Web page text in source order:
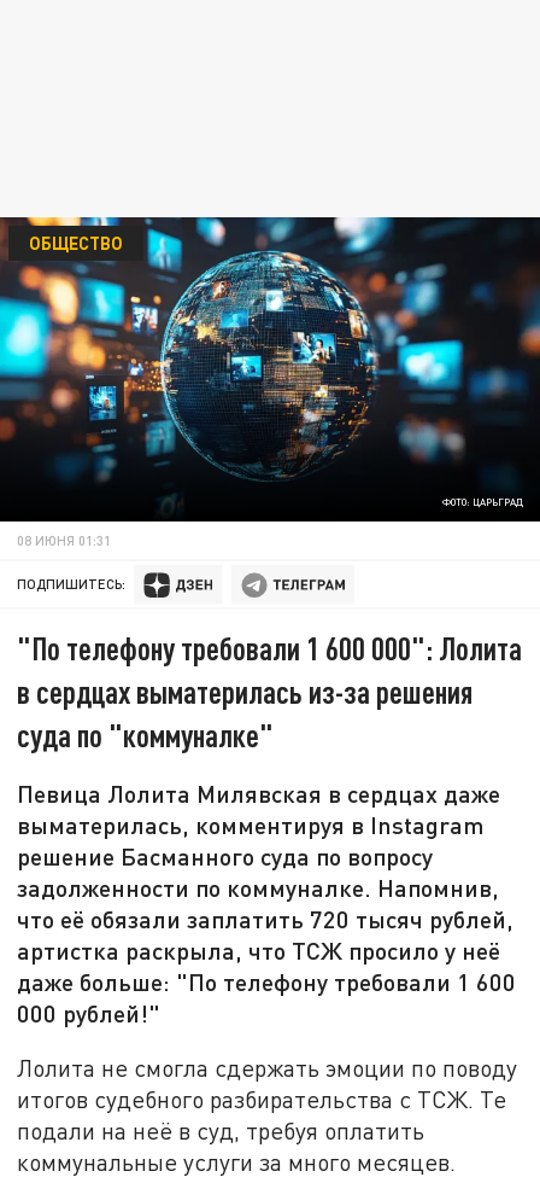
ФОТО: ЦАРЬГРАД
ОБЩЕСТВО
08 ИЮНЯ 01:31
ПОДПИШИТЕСЬ:
"По телефону требовали 1 600 000": Лолита
в сердцах выматерилась из-за решения
суда по "коммуналке"
Певица Лолита Милявская в сердцах даже
выматерилась, комментируя в Instagram
решение Басманного суда по вопросу
задолженности по коммуналке. Напомнив,
что её обязали заплатить 720 тысяч рублей,
артистка раскрыла, что ТСЖ просило у неё
даже больше: "По телефону требовали 1 600
000 рублей!"
Лолита не смогла сдержать эмоции по поводу
итогов судебного разбирательства с ТСЖ. Те
подали на неё в суд, требуя оплатить
коммунальные услуги за много месяцев.